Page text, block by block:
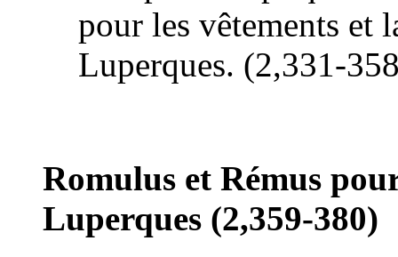
pour les vêtements et
Luperques. (2,331-
Romulus et Rémus
Luperques (2,359-380)